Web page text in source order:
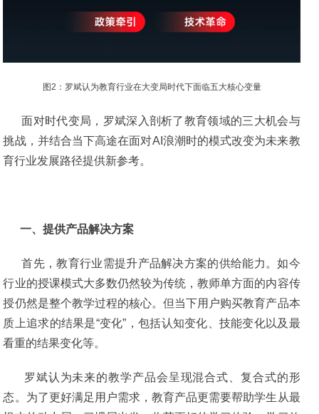
图2：罗斌认为教育行业在大变局时代下面临五大核心变量
面对时代变局，罗斌深入剖析了教育领域的三大机会与
挑战，并结合当下高途在面对AI浪潮时的模式改变为未来教
育行业发展路径提供新参考。
一、提供产品解决方案
首先，教育行业需提升产品解决方案的供给能力。如今
行业的授课模式大多数仍然较为传统，教师单方面的内容传
授仍然是整个教学过程的核心。但当下用户购买教育产品本
质上追求的结果是“变化”，包括认知变化、技能变化以及最
看重的结果变化等。
罗斌认为未来的教学产品会呈现混合式、复合式的形
态。为了更好满足用户需求，教育产品更需要帮助学生从最